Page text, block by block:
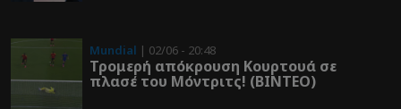
Mundial | 02/06 - 20:48
Τρομερή απόκρουση Κουρτουά σε
πλασέ του Μόντριτς! (ΒΙΝΤΕΟ)